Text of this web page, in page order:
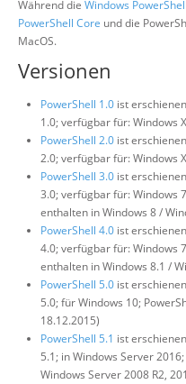
Während die Windows PowerShell
PowerShell Core und die
MacOS.
Versionen
PowerShell 1.0 ist
1.0; verfügbar für: Windows
PowerShell 2.0 ist
2.0; verfügbar für: Windows
PowerShell 3.0 ist
3.0; verfügbar für: Windows
enthalten in Windows 8 /
PowerShell 4.0 ist
4.0; verfügbar für: Windows
enthalten in Windows 8.1 /
PowerShell 5.0 ist
5.0; für Windows 10;
18.12.2015)
PowerShell 5.1 ist
5.1; in Windows Server
Windows Server 2008 R2,